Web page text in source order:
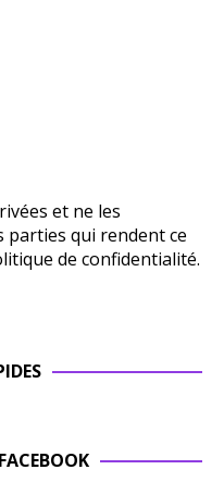
et ne les
parties qui rendent ce
de confidentialité.